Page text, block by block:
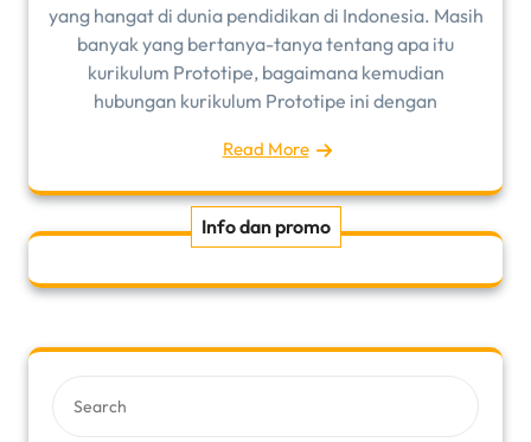
yang hangat di dunia pendidikan di Indonesia. Masih
banyak yang bertanya-tanya tentang apa itu
kurikulum Prototipe, bagaimana kemudian
hubungan kurikulum Prototipe ini dengan
Read More
Info dan promo